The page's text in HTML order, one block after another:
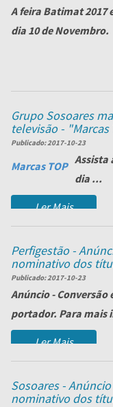
A feira Batimat 2017
dia 10 de Novembro.
Grupo Sosoares
televisão -
Publicado:2017-10-23
Assista
Marcas TOP
dia ...
Ler Mais
Perfigestão -
nominativo dos
Publicado:2017-10-23
Anúncio -
portador. Para mais
ministério da justiça.
Ler Mais
Sosoares -
nominativo dos